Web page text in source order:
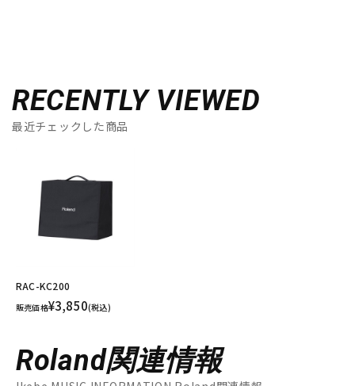
RECENTLY VIEWED
最近チェックした商品
RAC-KC200
販売価格¥3,850(税込)
Roland関連情報